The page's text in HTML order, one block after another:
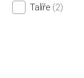
Talíře (2)